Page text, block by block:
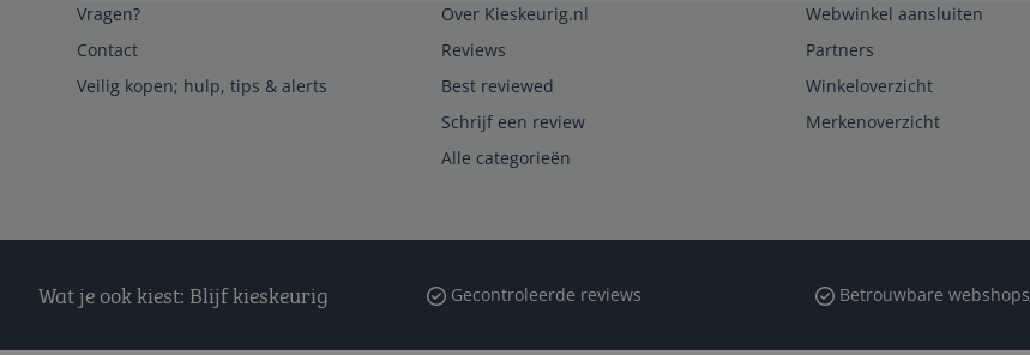
Vragen?
Contact
Veilig kopen; hulp, tips & alerts
Over Kieskeurig.nl
Reviews
Best reviewed
Schrijf een review
Alle categorieën
Webwinkel aansluiten
Partners
Winkeloverzicht
Merkenoverzicht
Wat je ook kiest: Blijf kieskeurig Gecontroleerde reviews Betrouwbare webshops